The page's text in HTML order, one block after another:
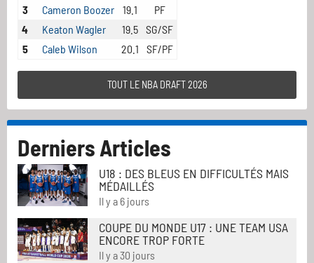
3
Cameron Boozer 19.1
PF
4
Keaton Wagler 19.5 SG/SF
5
Caleb Wilson 20.1 SF/PF
TOUT LE NBA DRAFT 2026
Derniers Articles
U18 : DES BLEUS EN DIFFICULTÉS MAIS
MÉDAILLÉS
Il y a 6 jours
COUPE DU MONDE U17 : UNE TEAM USA
ENCORE TROP FORTE
Il y a 30 jours